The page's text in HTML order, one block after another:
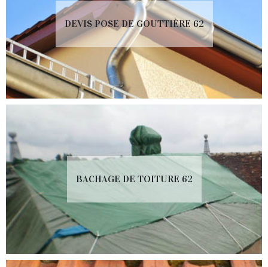
DEVIS POSE DE GOUTTIÈRE 62
BACHAGE DE TOITURE 62